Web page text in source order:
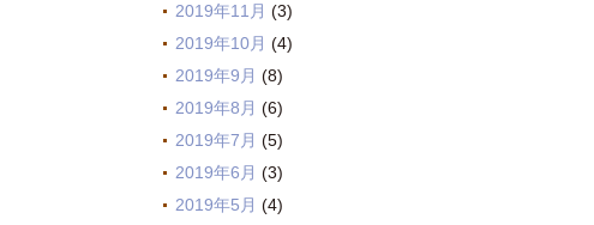
2019年11月 (3)
2019年10月 (4)
2019年9月 (8)
2019年8月 (6)
2019年7月 (5)
2019年6月 (3)
2019年5月 (4)